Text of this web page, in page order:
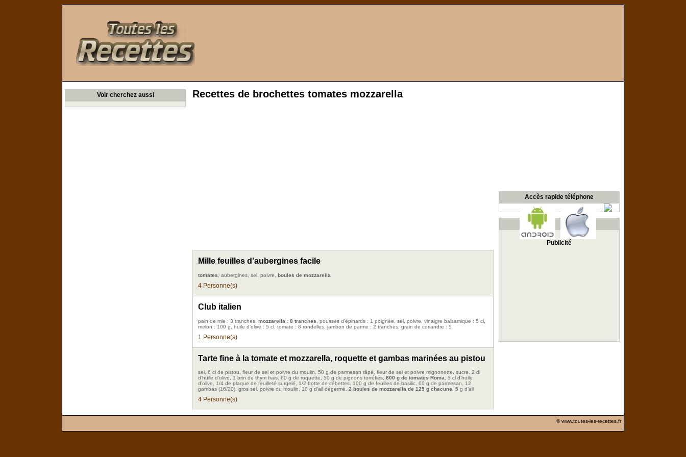
Voir cherchez aussi Recettes de brochettes tomates mozzarella
Mille feuilles d'aubergines facile
tomates , aubergines, sel, poivre, boules de mozzarella
4 Personne(s)
Club italien
pain de mie : 3 tranches, mozzarella : 8 tranches , pousses d'épinards : 1 poignée, sel, poivre, vinaigre balsamique : 5 cl,
melon : 100 g, huile d'olive : 5 cl, tomate : 8 rondelles, jambon de parme : 2 tranches, grain de coriandre : 5
1 Personne(s)
Tarte fine à la tomate et mozzarella, roquette et gambas marinées au pistou
sel, 6 cl de pistou, fleur de sel et poivre du moulin, 50 g de parmesan râpé, fleur de sel et poivre mignonette, sucre, 2 dl
d’huile d’olive, 1 brin de thym frais, 60 g de roquette, 50 g de pignons torréfiés, 800 g de tomates Roma, 5 cl d’huile
d’olive, 1/4 de plaque de feuilleté surgelé, 1/2 botte de cébettes, 100 g de feuilles de basilic, 60 g de parmesan, 12
gambas (16/20), gros sel, poivre du moulin, 10 g d’ail dégermé, 2 boules de mozzarella de 125 g chacune, 5 g d’ail
4 Personne(s)
Accès rapide téléphone
Publicité
© www.toutes-les-recettes.fr